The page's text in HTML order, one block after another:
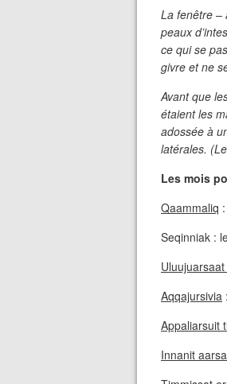
La fenêtre –
peaux
ce qui se
givre et ne
Avant que
étaient les
adossée à
latérales.
Les mois
Qaammaliq
Seqinniak :
Uluujuarsaat
Aqqajursivia
Appaliarsuit
Innanit